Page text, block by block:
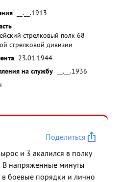
__.__.1913
стрелковый полк 68
стрелковой дивизии
23.01.1944
на службу
__.__.1936
Поделиться
и 3 акалился в полку
В напряженные минуты
в боевые порядки и лично